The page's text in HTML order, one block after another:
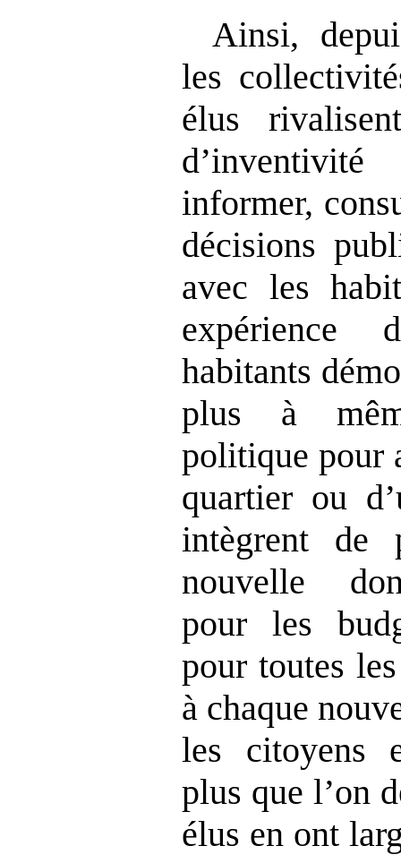
Ainsi,
les
élus
informer,
décisions
avec les
expérience
habitants
plus à
politique pour
quartier ou
intègrent de
nouvelle
pour les
pour toutes
à chaque
les citoyens
plus que l’on
élus en ont